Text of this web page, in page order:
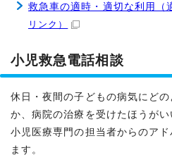
救急車の適時・適切な利用（
リンク）
小児救急電話相談
休日・夜間の子どもの病気にど
か、病院の治療を受けたほうが
小児医療専門の担当者からのア
ます。